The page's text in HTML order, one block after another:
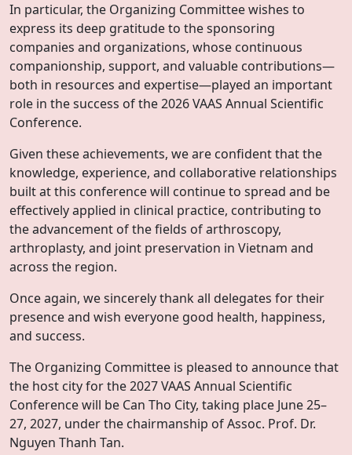
In particular, the Organizing Committee wishes to
express its deep gratitude to the sponsoring
companies and organizations, whose continuous
companionship, support, and valuable contributions—
both in resources and expertise—played an important
role in the success of the 2026 VAAS Annual Scientific
Conference.
Given these achievements, we are confident that the
knowledge, experience, and collaborative relationships
built at this conference will continue to spread and be
effectively applied in clinical practice, contributing to
the advancement of the fields of arthroscopy,
arthroplasty, and joint preservation in Vietnam and
across the region.
Once again, we sincerely thank all delegates for their
presence and wish everyone good health, happiness,
and success.
The Organizing Committee is pleased to announce that
the host city for the 2027 VAAS Annual Scientific
Conference will be Can Tho City, taking place June 25–
27, 2027, under the chairmanship of Assoc. Prof. Dr.
Nguyen Thanh Tan.